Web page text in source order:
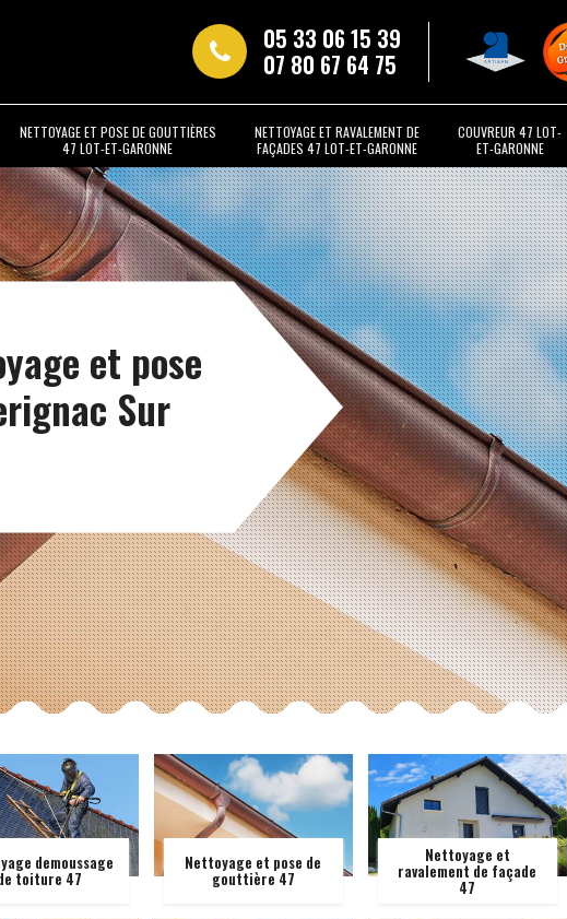
05 33 06 15 39
07 80 67 64 75
NETTOYAGE ET POSE DE GOUTTIÈRES
47 LOT-ET-GARONNE
NETTOYAGE ET RAVALEMENT DE
FAÇADES 47 LOT-ET-GARONNE
COUVREUR 47 LOT-
ET-GARONNE
et pose
Sur
demoussage
toiture 47
Nettoyage et pose de
gouttière 47
Nettoyage et
ravalement de façade
47